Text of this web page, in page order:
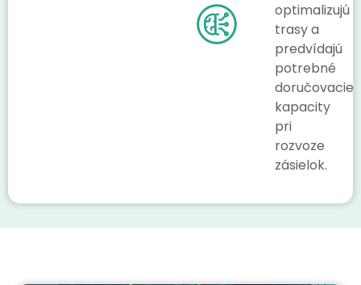
optimalizujú
trasy a
predvídajú
potrebné
doručovacie
kapacity
pri
rozvoze
zásielok.